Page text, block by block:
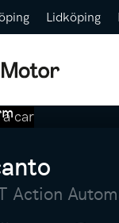
Lidköping
Action